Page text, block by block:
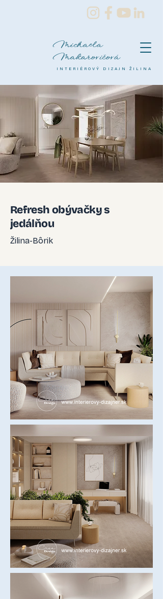
Michaela
Makarovičová
INTERIÉROVÝ DIZAJN ŽILINA
Refresh obývačky s
jedálňou
Žilina-Bôrik